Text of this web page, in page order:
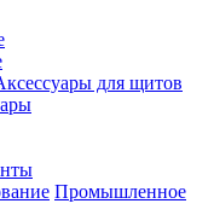
для щитов
Промышленное